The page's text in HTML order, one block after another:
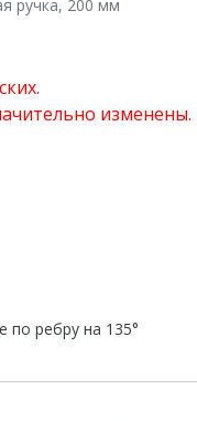
ручка, 200 мм
изменены.
по ребру на 135°